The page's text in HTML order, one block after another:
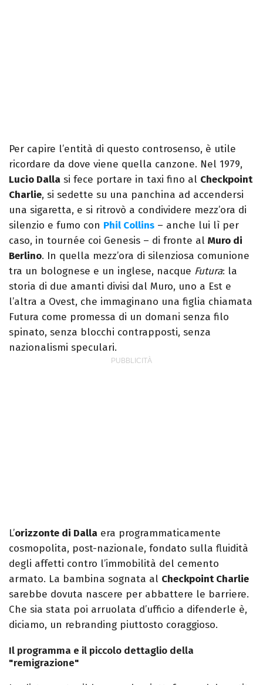
Per capire l’entità di questo controsenso, è utile
ricordare da dove viene quella canzone. Nel 1979,
Lucio Dalla si fece portare in taxi fino al Checkpoint
Charlie, si sedette su una panchina ad accendersi
una sigaretta, e si ritrovò a condividere mezz’ora di
silenzio e fumo con Phil Collins – anche lui lì per
caso, in tournée coi Genesis – di fronte al Muro di
Berlino. In quella mezz’ora di silenziosa comunione
tra un bolognese e un inglese, nacque Futura: la
storia di due amanti divisi dal Muro, uno a Est e
l’altra a Ovest, che immaginano una figlia chiamata
Futura come promessa di un domani senza filo
spinato, senza blocchi contrapposti, senza
nazionalismi speculari.
L’orizzonte di Dalla era programmaticamente
cosmopolita, post-nazionale, fondato sulla fluidità
degli affetti contro l’immobilità del cemento
armato. La bambina sognata al Checkpoint Charlie
sarebbe dovuta nascere per abbattere le barriere.
Che sia stata poi arruolata d’ufficio a difenderle è,
diciamo, un rebranding piuttosto coraggioso.
Il programma e il piccolo dettaglio della
"remigrazione"